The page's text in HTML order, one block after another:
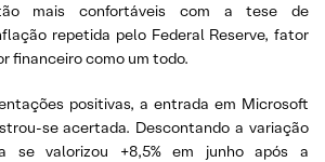
mais confortáveis com a tese de
repetida pelo Federal Reserve, fator
financeiro como um todo.
positivas, a entrada em Microsoft
se acertada. Descontando a variação
se valorizou +8,5% em junho após a